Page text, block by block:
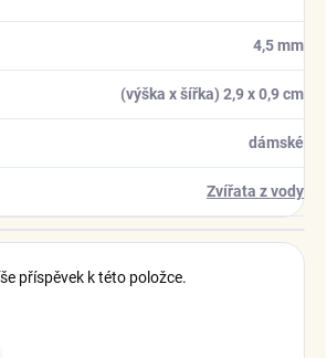
4,5 mm
(výška x šířka) 2,9 x 0,9 cm
dámské
Zvířata z vody
příspěvek k této položce.